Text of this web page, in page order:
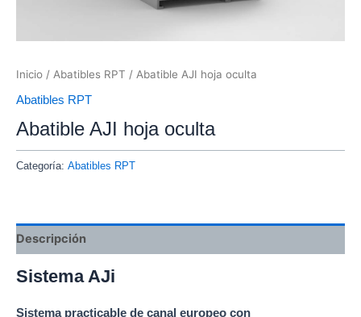
Inicio / Abatibles RPT / Abatible AJI hoja oculta
Abatibles RPT
Abatible AJI hoja oculta
Categoría: Abatibles RPT
Descripción
Sistema AJi
Sistema practicable de canal europeo con